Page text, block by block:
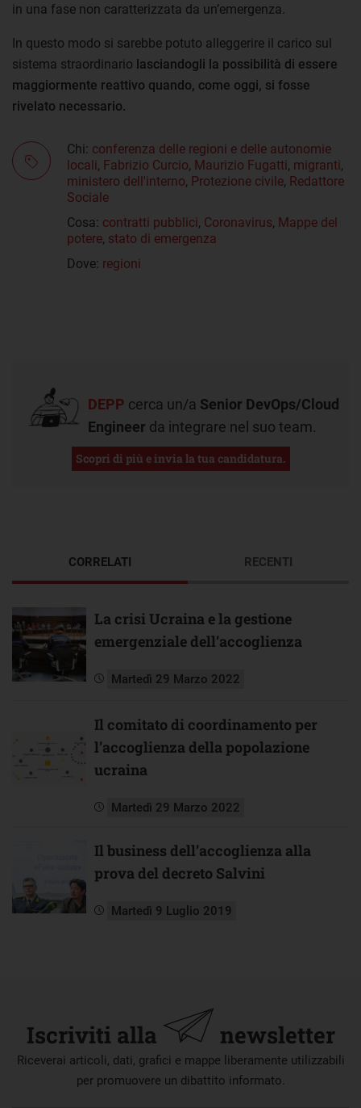
in una fase non caratterizzata da un’emergenza.
In questo modo si sarebbe potuto alleggerire il carico sul
sistema straordinario lasciandogli la possibilità di essere
maggiormente reattivo quando, come oggi, si fosse
rivelato necessario.
Chi: conferenza delle regioni e delle autonomie
locali, Fabrizio Curcio, Maurizio Fugatti, migranti,
ministero dell'interno, Protezione civile, Redattore
Sociale
Cosa: contratti pubblici, Coronavirus, Mappe del
potere, stato di emergenza
Dove: regioni
DEPP cerca un/a Senior DevOps/Cloud
Engineer da integrare nel suo team.
Scopri di più e invia la tua candidatura.
CORRELATI
La crisi Ucraina e la gestione
emergenziale dell’accoglienza
Martedì 29 Marzo 2022
Il comitato di coordinamento per
l’accoglienza della popolazione
ucraina
Martedì 29 Marzo 2022
Il business dell’accoglienza alla
prova del decreto Salvini
Martedì 9 Luglio 2019
RECENTI
Iscriviti alla newsletter
Riceverai articoli, dati, grafici e mappe liberamente utilizzabili
per promuovere un dibattito informato.